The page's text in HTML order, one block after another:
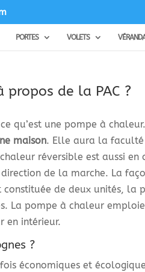
PORTES VOLETS
propos de la PAC ?
qu’est une pompe à
maison. Elle aura la faculté
réversible est aussi
de la marche. La
constituée de deux unités,
La pompe à chaleur
en intérieur.
?
économiques et